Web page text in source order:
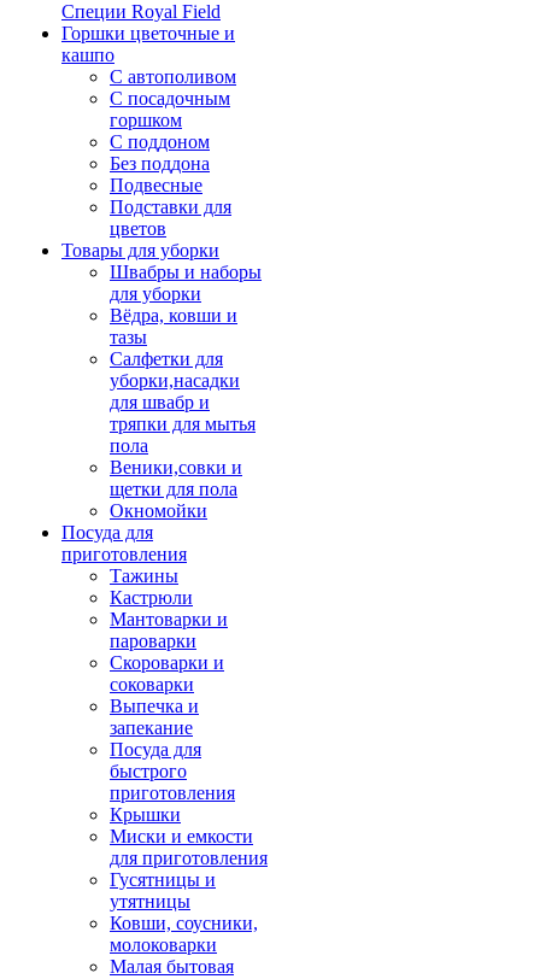
Специи Royal Field
Горшки цветочные и
кашпо
С автополивом
С посадочным
горшком
С поддоном
Без поддона
Подвесные
Подставки для
цветов
Товары для уборки
Швабры и наборы
для уборки
Вёдра, ковши и
тазы
Салфетки для
уборки,насадки
для швабр и
тряпки для мытья
пола
Веники,совки и
щетки для пола
Окномойки
Посуда для
приготовления
Тажины
Кастрюли
Мантоварки и
пароварки
Скороварки и
соковарки
Выпечка и
запекание
Посуда для
быстрого
приготовления
Крышки
Миски и емкости
для приготовления
Гусятницы и
утятницы
Ковши, соусники,
молоковарки
Малая бытовая